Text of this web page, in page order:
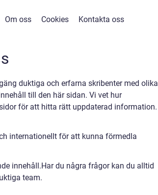
Om oss Cookies Kontakta oss
duktiga och erfarna skribenter med olika
till den här sidan. Vi vet hur
för att hitta rätt uppdaterad information.
internationellt för att kunna förmedla
innehåll.Har du några frågor kan du alltid
team.